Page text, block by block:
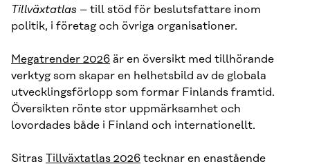
Tillväxtatlas – till stöd för beslutsfattare inom
politik, i företag och övriga organisationer.
Megatrender 2026 är en översikt med tillhörande
verktyg som skapar en helhetsbild av de globala
utvecklingsförlopp som formar Finlands framtid.
Översikten rönte stor uppmärksamhet och
lovordades både i Finland och internationellt.
Sitras Tillväxtatlas 2026 tecknar en enastående